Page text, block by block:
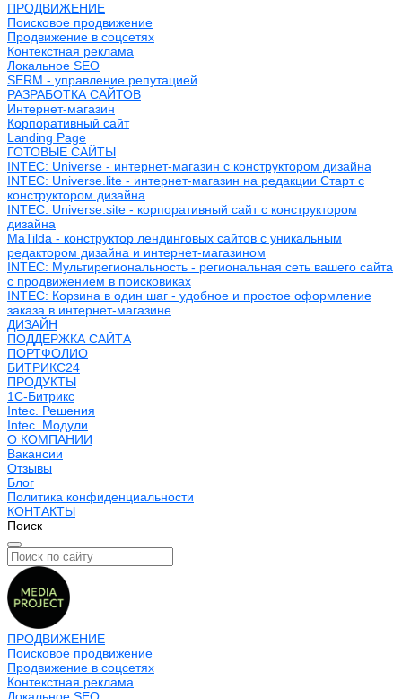
ПРОДВИЖЕНИЕ
Поисковое продвижение
Продвижение в соцсетях
Контекстная реклама
Локальное SEO
SERM - управление репутацией
РАЗРАБОТКА САЙТОВ
Интернет-магазин
Корпоративный сайт
Landing Page
ГОТОВЫЕ САЙТЫ
INTEC: Universe - интернет-магазин с конструктором дизайна
INTEC: Universe.lite - интернет-магазин на редакции Старт с
конструктором дизайна
INTEC: Universe.site - корпоративный сайт с конструктором
дизайна
MaTilda - конструктор лендинговых сайтов с уникальным
редактором дизайна и интернет-магазином
INTEC: Мультирегиональность - региональная сеть вашего сайта
с продвижением в поисковиках
INTEC: Корзина в один шаг - удобное и простое оформление
заказа в интернет-магазине
ДИЗАЙН
ПОДДЕРЖКА САЙТА
ПОРТФОЛИО
БИТРИКС24
ПРОДУКТЫ
1С-Битрикс
Intec. Решения
Intec. Модули
О КОМПАНИИ
Вакансии
Отзывы
Блог
Политика конфиденциальности
КОНТАКТЫ
Поиск
ПРОДВИЖЕНИЕ
Поисковое продвижение
Продвижение в соцсетях
Контекстная реклама